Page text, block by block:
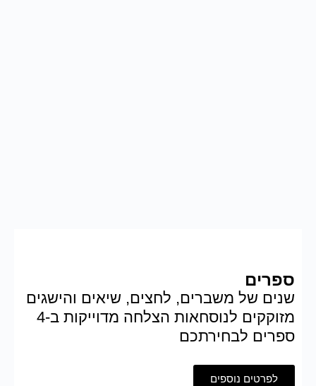
ספרים
שנים של משברים, לחצים, שיאים והישגים
מזוקקים לנוסחאות הצלחה מדוייקות ב-4
ספרים לבחירתכם
לפרטים נוספים